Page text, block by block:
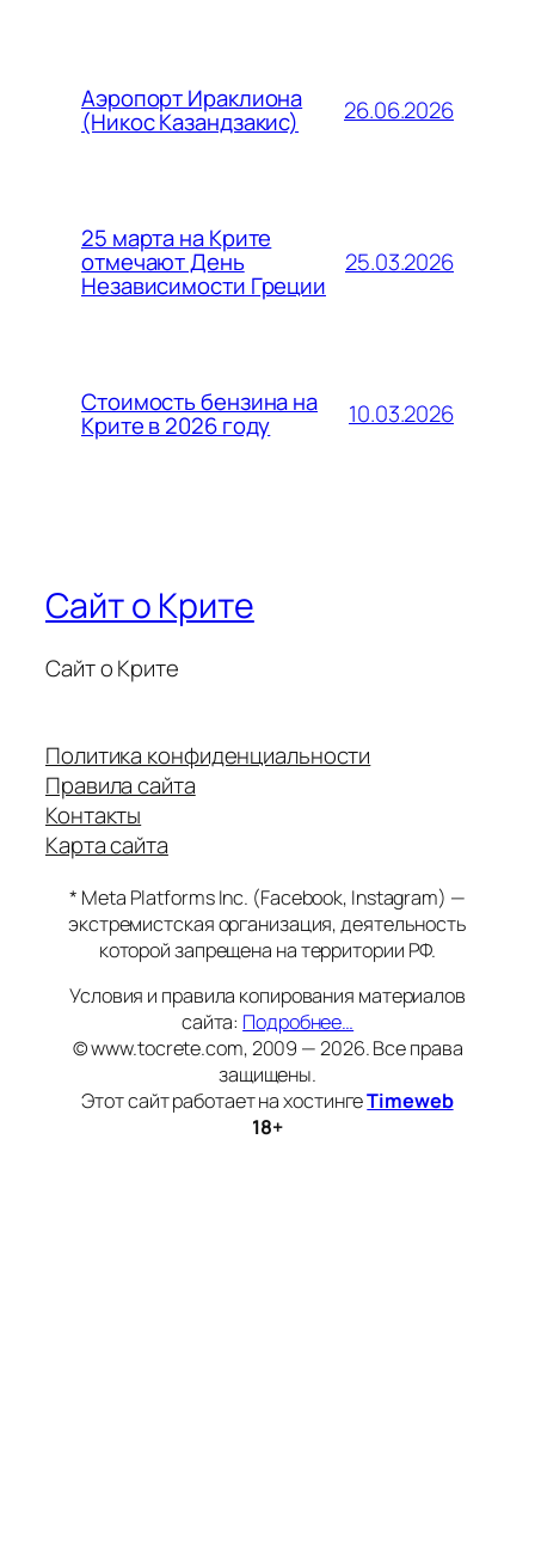
Аэропорт Ираклиона
(Никос Казандзакис) 26.06.2026
25 марта на Крите
отмечают День
Независимости Греции
25.03.2026
Стоимость бензина на
Крите в 2026 году 10.03.2026
Сайт о Крите
Сайт о Крите
Политика конфиденциальности
Правила сайта
Контакты
Карта сайта
* Meta Platforms Inc. (Facebook, Instagram) —
экстремистская организация, деятельность
которой запрещена на территории РФ.
Условия и правила копирования материалов
сайта: Подробнее…
© www.tocrete.com, 2009 — 2026. Все права
защищены.
Этот сайт работает на хостингеTimeweb
18+